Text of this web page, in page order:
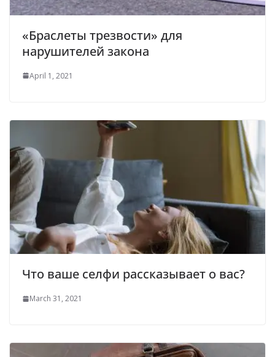
«Браслеты трезвости» для
нарушителей закона
April 1, 2021
Что ваше селфи рассказывает о вас?
March 31, 2021